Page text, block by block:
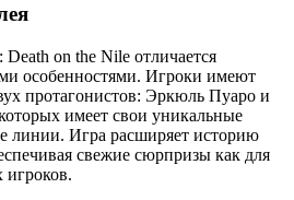
on the Nile отличается
особенностями. Игроки имеют
протагонистов: Эркюль Пуаро и
имеет свои уникальные
линии. Игра расширяет историю
свежие сюрпризы как для
игроков.